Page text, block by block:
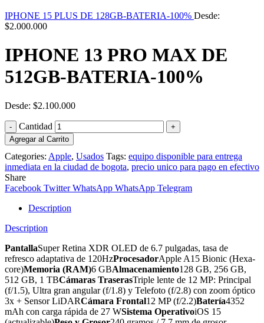
IPHONE 15 PLUS DE 128GB-BATERIA-100% Desde:
$2.000.000
IPHONE 13 PRO MAX DE
512GB-BATERIA-100%
Desde: $2.100.000
Cantidad
Agregar al Carrito
Categories: Apple, Usados Tags: equipo disponible para entrega
inmediata en la ciudad de bogota, precio unico para pago en efectivo
Share
Facebook Twitter WhatsApp WhatsApp Telegram
Description
Description
PantallaSuper Retina XDR OLED de 6.7 pulgadas, tasa de
refresco adaptativa de 120HzProcesadorApple A15 Bionic (Hexa-
core)Memoria (RAM)6 GBAlmacenamiento128 GB, 256 GB,
512 GB, 1 TBCámaras TraserasTriple lente de 12 MP: Principal
(f/1.5), Ultra gran angular (f/1.8) y Telefoto (f/2.8) con zoom óptico
3x + Sensor LiDARCámara Frontal12 MP (f/2.2)Batería4352
mAh con carga rápida de 27 WSistema OperativoiOS 15